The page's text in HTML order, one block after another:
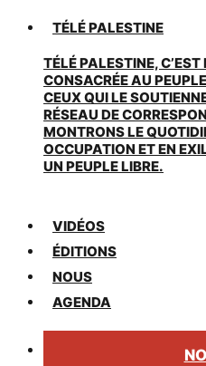
TÉLÉ PALESTINE
TÉLÉ PALESTINE,
CONSACRÉE AU
CEUX QUI LE
RÉSEAU DE
MONTRONS LE
OCCUPATION ET EN
UN PEUPLE LIBRE.
VIDÉOS
ÉDITIONS
NOUS
AGENDA